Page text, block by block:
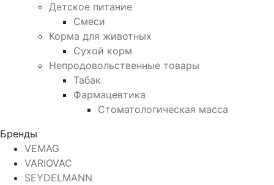
Детское питание
Смеси
Корма для животных
Сухой корм
Непродовольственные товары
Табак
Фармацевтика
Стоматологическая масса
Бренды
VEMAG
VARIOVAC
SEYDELMANN